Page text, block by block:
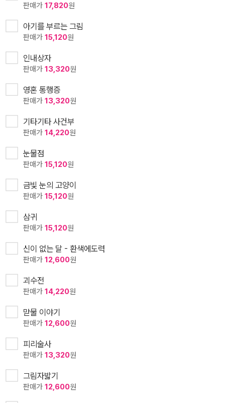
판매가 17,820원
아기를 부르는 그림
판매가 15,120원
인내상자
판매가 13,320원
영혼 통행증
판매가 13,320원
기타기타 사건부
판매가 14,220원
눈물점
판매가 15,120원
금빛 눈의 고양이
판매가 15,120원
삼귀
판매가 15,120원
신이 없는 달 - 환색에도력
판매가 12,600원
괴수전
판매가 14,220원
맏물 이야기
판매가 12,600원
피리술사
판매가 13,320원
그림자밟기
판매가 12,600원